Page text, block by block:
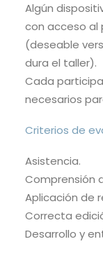
Algún
con acceso al
(deseable
dura el taller).
Cada
necesarios
Criterios de
Asistencia.
Comprensión
Aplicación de
Correcta
Desarrollo y